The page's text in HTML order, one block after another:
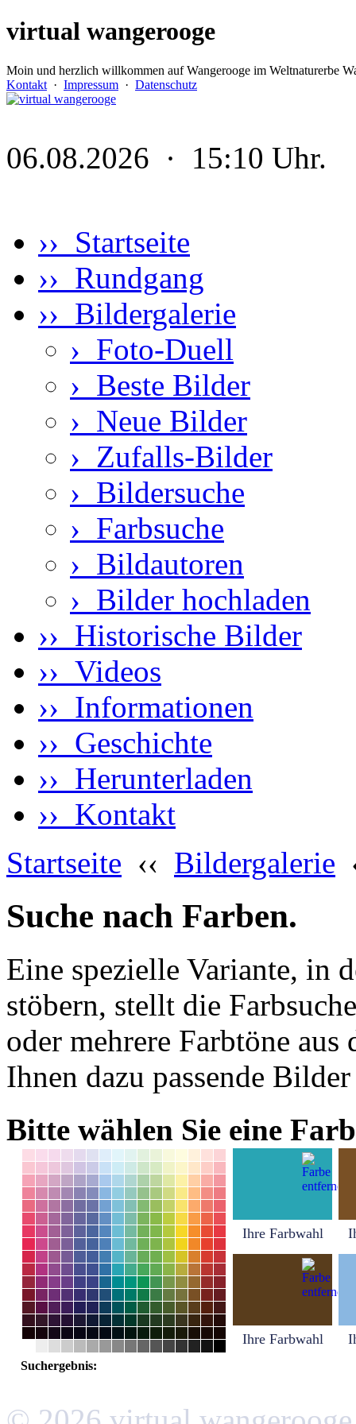
virtual wangerooge
Moin und herzlich willkommen auf Wangerooge im Weltnaturerbe
Kontakt · Impressum · Datenschutz
06.08.2026 · 15:10 Uhr.
›› Startseite
›› Rundgang
›› Bildergalerie
› Foto-Duell
› Beste Bilder
› Neue Bilder
› Zufalls-Bilder
› Bildersuche
› Farbsuche
› Bildautoren
› Bilder hochladen
›› Historische Bilder
›› Videos
›› Informationen
›› Geschichte
›› Herunterladen
›› Kontakt
Startseite ‹‹ Bildergalerie
Suche nach Farben.
Eine spezielle Variante, in
stöbern, stellt die
oder mehrere Farbtöne
Ihnen dazu passende
Bitte wählen Sie eine
Ihre Farbwahl
Ihre Farbwahl
Suchergebnis: